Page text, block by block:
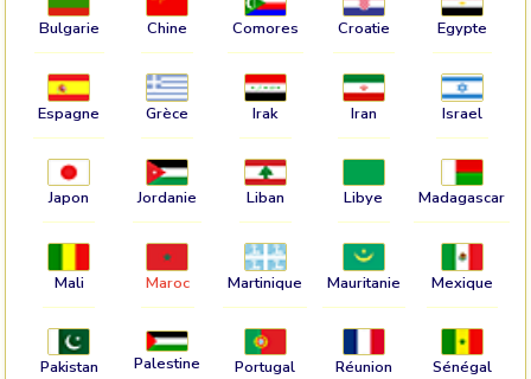
Bulgarie Chine Comores Croatie Egypte
Espagne Grèce Irak Iran Israel
Japon Jordanie Liban Libye Madagascar
Mali Maroc Martinique Mauritanie Mexique
Pakistan Palestine Portugal Réunion Sénégal